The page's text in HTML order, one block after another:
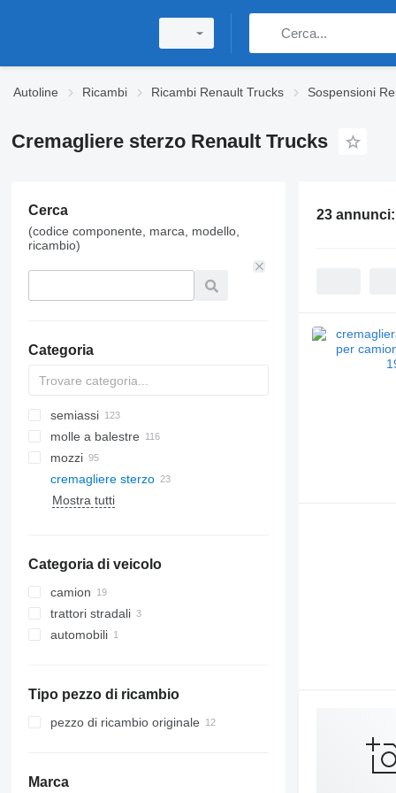
Autoline Ricambi Ricambi Renault Trucks Sospensioni
Cremagliere sterzo Renault Trucks
Cerca
(codice componente, marca, modello,
ricambio)
Categoria
semiassi
molle a balestre
mozzi
cremagliere sterzo
Mostra tutti
Categoria di veicolo
camion
trattori stradali
automobili
Tipo pezzo di ricambio
pezzo di ricambio originale
Marca
23 annunci: